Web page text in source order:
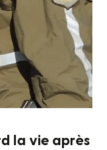
la vie après